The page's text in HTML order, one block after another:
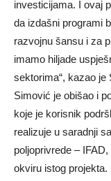
investicijama. I ovaj
da izdašni programi
razvojnu šansu i za
imamo hiljade
sektorima“, kazao je
Simović je obišao i
koje je korisnik
realizuje u saradnji
poljoprivrede –
okviru istog projekta.